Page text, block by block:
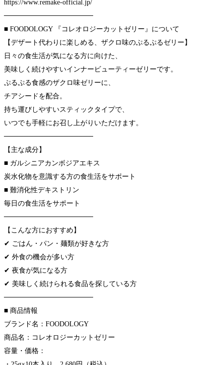
https://www.remake-official.jp/
──────────────────
■ FOODOLOGY 『コレオロジーカットゼリー』について
【デザート代わりに楽しめる、ザクロ味のぷるぷるゼリー】
日々の食生活が気になる方に向けた、
美味しく続けやすいインナービューティーゼリーです。
ぷるぷる食感のザクロ味ゼリーに、
チアシードを配合。
持ち運びしやすいスティックタイプで、
いつでも手軽にお召し上がりいただけます。
──────────────────
【主な成分】
■ ガルシニアカンボジアエキス
炭水化物を意識する方の食生活をサポート
■ 難消化性デキストリン
毎日の食生活をサポート
──────────────────
【こんな方におすすめ】
✔ ごはん・パン・麺類が好きな方
✔ 外食の機会が多い方
✔ 夜食が気になる方
✔ 美味しく続けられる食品を探している方
──────────────────
■ 商品情報
ブランド名：FOODOLOGY
商品名：コレオロジーカットゼリー
容量・価格：